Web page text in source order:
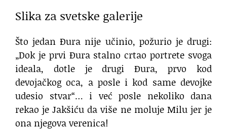
Slika za svetske galerije
Što jedan Đura nije učinio, požurio je drugi:
„Dok je prvi Đura stalno crtao portrete svoga
ideala, dotle je drugi Đura, prvo kod
devojačkog oca, a posle i kod same devojke
udesio stvar“… i već posle nekoliko dana
rekao je Jakšiću da više ne moluje Milu jer je
ona njegova verenica!